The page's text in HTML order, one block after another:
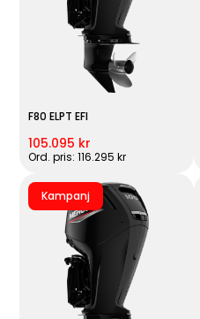
F80 ELPT EFI
105.095 kr
Ord. pris: 116.295 kr
Kampanj